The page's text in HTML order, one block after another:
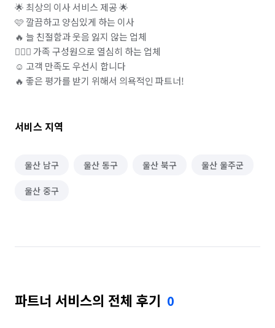
🌟 최상의 이사 서비스 제공 🌟
🩷 깔끔하고 양심있게 하는 이사
🔥 늘 친절함과 웃음 잃지 않는 업체
👩‍❤️‍👨 가족 구성원으로 열심히 하는 업체
☺️ 고객 만족도 우선시 합니다
서비스 지역
울산 남구 울산 동구 울산 북구 울산 울주군
울산 중구
파트너 서비스의 전체 후기 0